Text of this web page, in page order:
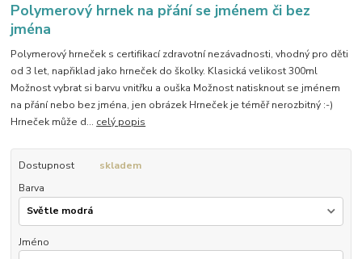
Polymerový hrnek na přání se jménem či bez
jména
Polymerový hrneček s certifikací zdravotní nezávadnosti, vhodný pro děti
od 3 let, napřiklad jako hrneček do školky. Klasická velikost 300ml
Možnost vybrat si barvu vnitřku a ouška Možnost natisknout se jménem
na přání nebo bez jména, jen obrázek Hrneček je téměř nerozbitný :-)
Hrneček může d... celý popis
Dostupnost
skladem
Barva
Jméno